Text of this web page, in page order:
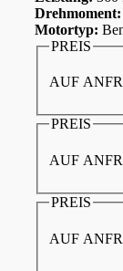
Drehmoment:
Motortyp:
PREIS
AUF
PREIS
AUF
PREIS
AUF